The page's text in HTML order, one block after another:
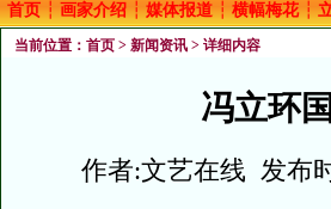
首页 ┆ 画家介绍 ┆ 媒体报道 ┆ 横幅梅花 ┆
当前位置： 首页 > 新闻资讯 > 详细内容
冯立环
作者:文艺在线 发布